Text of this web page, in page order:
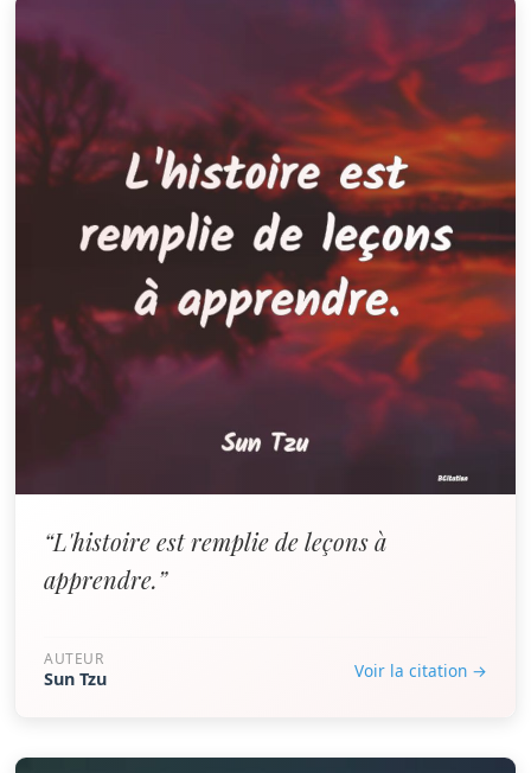
“L'histoire est remplie de leçons à
apprendre.”
AUTEUR
Sun Tzu Voir la citation →